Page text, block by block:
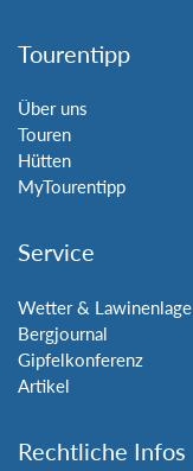
Tourentipp
Über uns
Touren
Hütten
MyTourentipp
Service
Wetter & Lawinenlage
Bergjournal
Gipfelkonferenz
Artikel
Rechtliche Infos